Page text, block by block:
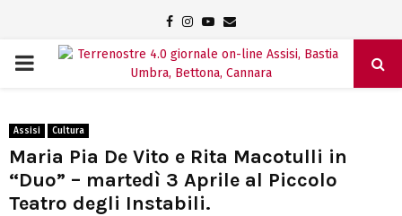
Facebook
Instagram
Youtube
Email
PRIMARY
Assisi Cultura
Maria Pia De Vito e Rita Macotulli in
“Duo” – martedì 3 Aprile al Piccolo
Teatro degli Instabili.